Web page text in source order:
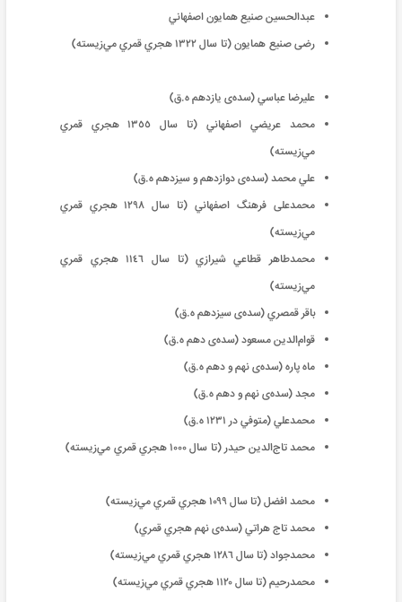
عبدالحسین صنيع همايون اصفهاني
رضی صنيع همايون (تا سال ١٣٢٢ هجري قمري ‌مي‌زيسته)
علیرضا عباسي (سده‌ی يازدهم ه.‌ق)
محمد عريضي اصفهاني (تا سال ١٣٥٥ هجري قمري
‌مي‌زيسته)
علي محمد‌ (سده‌ی دوازدهم و سيزدهم ه.‌ق)
محمدعلی فرهنگ اصفهاني (تا سال ١٢٩٨ هجري قمري
‌مي‌زيسته)
محمدطاهر قطاعي شيرازي (تا سال ١١٤٦ هجري قمري
‌مي‌زيسته)
باقر قمصري (سده‌ی سيزدهم ه.‌ق)
قوام‌الدين مسعود (سده‌ی دهم ه.ق)
ماه پاره (سده‌ی نهم و دهم ه.ق)
مجد (سده‌ی نهم و دهم ه.ق)
محمدعلي (متوفي در ١٢٣١ ه.ق)
محمد تاج‌الدين حيدر (تا سال ١٠٠٠ هجري قمري ‌مي‌زيسته)
محمد افضل (تا سال ١٠٩٩ هجري قمري ‌مي‌زيسته)
محمد تاج هراتي (سده‌ی نهم هجري قمري)
محمدجواد (تا سال ١٢٨٦ هجري قمري ‌مي‌زيسته)
محمدرحيم (تا سال ١١٢٠ هجري قمري ‌مي‌زيسته)